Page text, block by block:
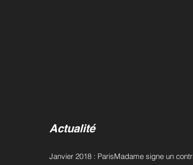
Actualité
Janvier 2018 : ParisMadame signe un